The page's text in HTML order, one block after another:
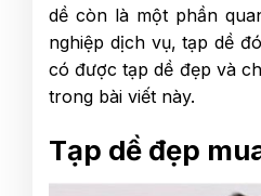
dề còn là một phần
nghiệp dịch vụ, tạp dề
có được tạp dề đẹp và
trong bài viết này.
Tạp dề đẹp